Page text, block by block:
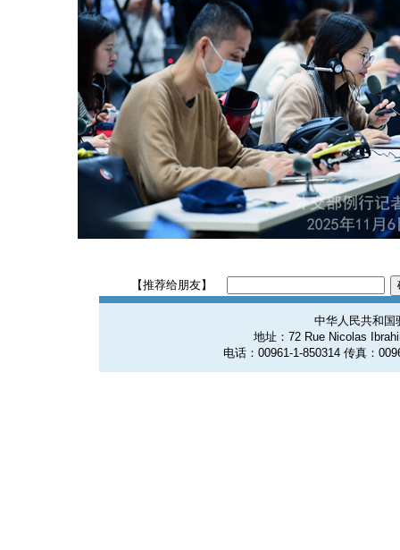
【推荐给朋友】
中华人民共和国
地址：72 Rue Nicolas
电话：00961-1-850314 传真：